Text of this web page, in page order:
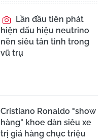
Lần đầu tiên phát
hiện dấu hiệu neutrino
nền siêu tân tinh trong
vũ trụ
Cristiano Ronaldo "show
hàng" khoe dàn siêu xe
trị giá hàng chục triệu